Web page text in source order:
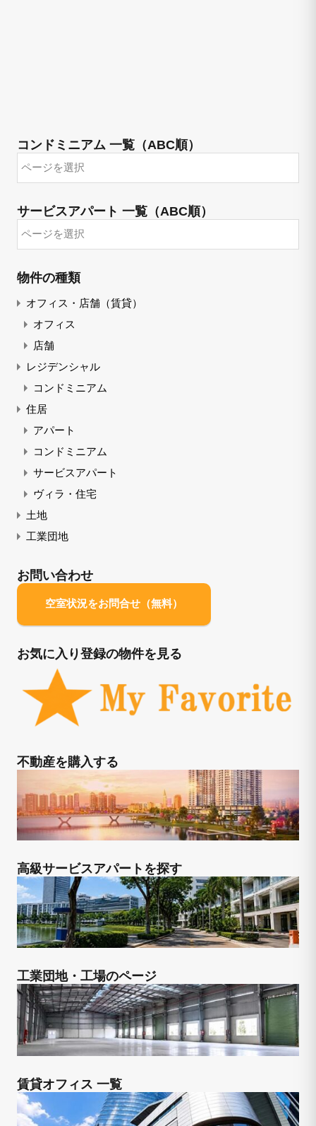
コンドミニアム 一覧（ABC順）
サービスアパート 一覧（ABC順）
物件の種類
オフィス・店舗（賃貸）
オフィス
店舗
レジデンシャル
コンドミニアム
住居
アパート
コンドミニアム
サービスアパート
ヴィラ・住宅
土地
工業団地
お問い合わせ
空室状況をお問合せ（無料）
お気に入り登録の物件を見る
不動産を購入する
高級サービスアパートを探す
工業団地・工場のページ
賃貸オフィス 一覧